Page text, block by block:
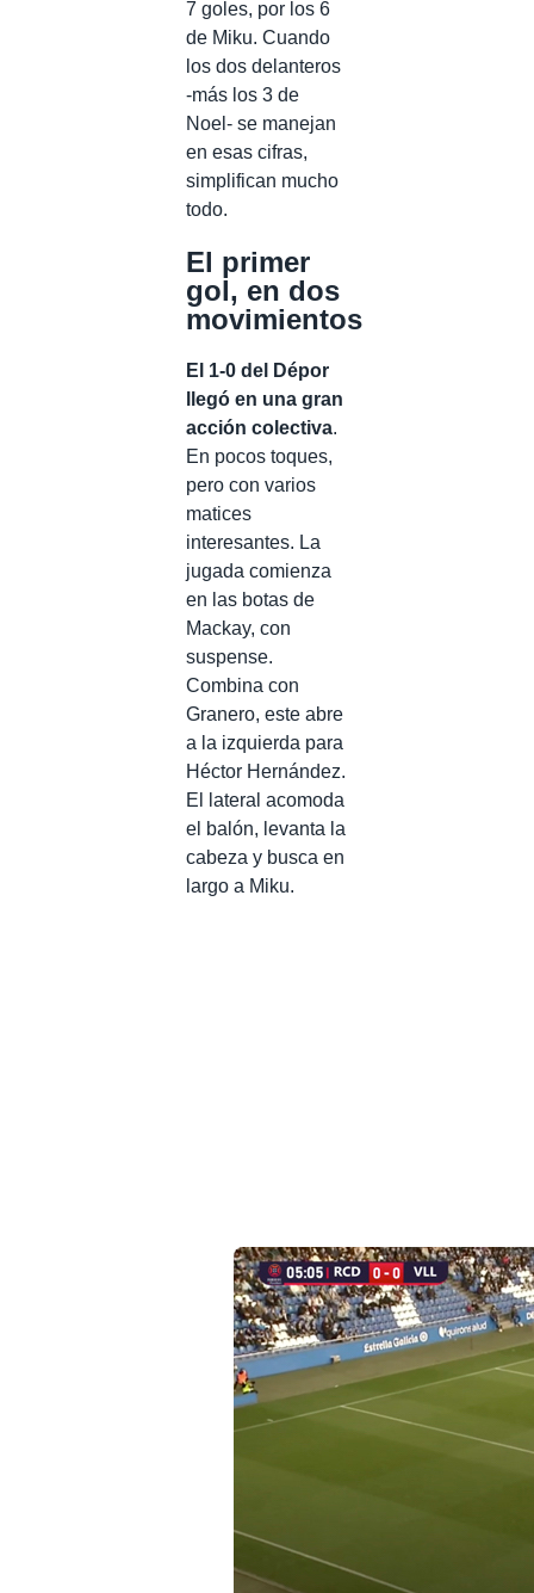
7 goles, por los 6
de Miku. Cuando
los dos delanteros
-más los 3 de
Noel- se manejan
en esas cifras,
simplifican mucho
todo.
El primer
gol, en dos
movimientos
El 1-0 del Dépor
llegó en una gran
acción colectiva.
En pocos toques,
pero con varios
matices
interesantes. La
jugada comienza
en las botas de
Mackay, con
suspense.
Combina con
Granero, este abre
a la izquierda para
Héctor Hernández.
El lateral acomoda
el balón, levanta la
cabeza y busca en
largo a Miku.